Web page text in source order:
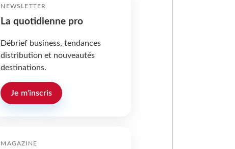
NEWSLETTER
La quotidienne pro
Débrief business, tendances
distribution et nouveautés
destinations.
Je m'inscris
MAGAZINE